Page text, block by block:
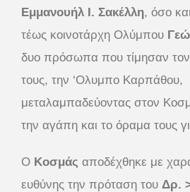
Εμμανουήλ Ι. Σακέλλη, όσο
τέως κοινοτάρχη Ολύμπου
δυο πρόσωπα που τίμησαν
τους, την ‘Ολυμπο Καρπάθου,
μεταλαμπαδεύοντας στον
την αγάπη και το όραμα τους
Ο Κοσμάς αποδέχθηκε με
ευθύνης την πρόταση του Δρ.